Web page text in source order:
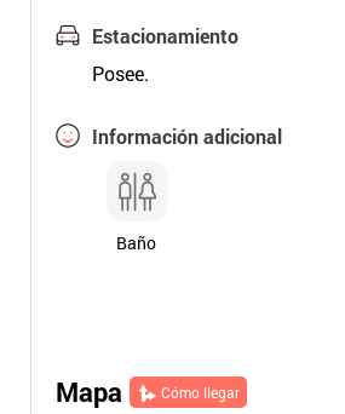
Estacionamiento
Posee.
Información adicional
Baño
Mapa Cómo llegar